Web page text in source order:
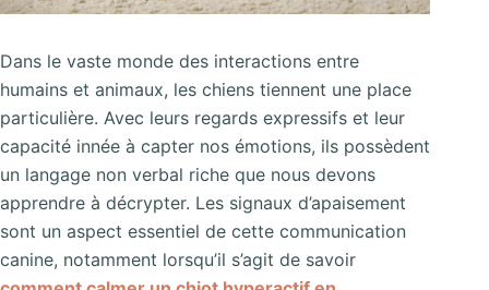
Dans le vaste monde des interactions entre
humains et animaux, les chiens tiennent une place
particulière. Avec leurs regards expressifs et leur
capacité innée à capter nos émotions, ils possèdent
un langage non verbal riche que nous devons
apprendre à décrypter. Les signaux d’apaisement
sont un aspect essentiel de cette communication
canine, notamment lorsqu’il s’agit de savoir